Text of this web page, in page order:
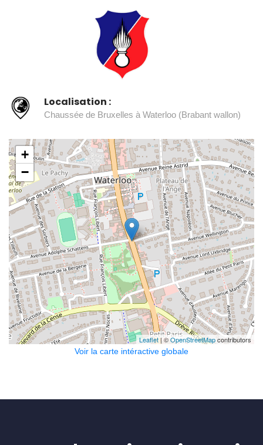
Localisation :
Chaussée de Bruxelles à Waterloo (Brabant wallon)
+
−
Leaflet| ©OpenStreetMapcontributors
Voir la carte intéractive globale